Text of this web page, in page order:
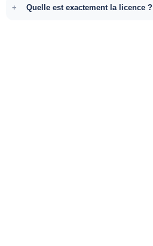
Quelle est exactement la licence ?